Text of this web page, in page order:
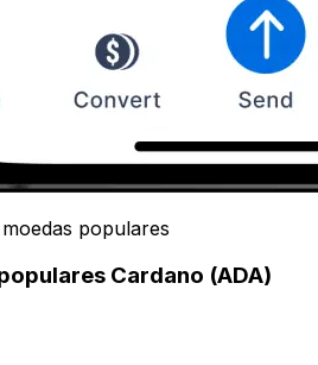
populares
Cardano (ADA)